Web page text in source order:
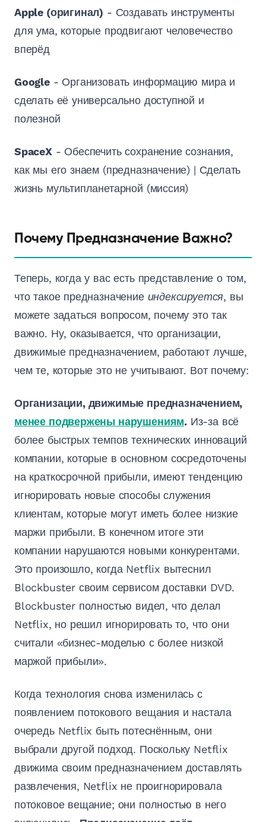
Apple (оригинал) - Создавать инструменты
для ума, которые продвигают человечество
вперёд
Google- Организовать информацию мира и
сделать её универсально доступной и
полезной
SpaceX- Обеспечить сохранение сознания,
как мы его знаем (предназначение) | Сделать
жизнь мультипланетарной (миссия)
Почему Предназначение Важно?
Теперь, когда у вас есть представление о том,
что такое предназначение индексируется, вы
можете задаться вопросом, почему это так
важно. Ну, оказывается, что организации,
движимые предназначением, работают лучше,
чем те, которые это не учитывают. Вот почему:
Организации, движимые предназначением,
менее подвержены нарушениям.Из-за всё
более быстрых темпов технических инноваций
компании, которые в основном сосредоточены
на краткосрочной прибыли, имеют тенденцию
игнорировать новые способы служения
клиентам, которые могут иметь более низкие
маржи прибыли. В конечном итоге эти
компании нарушаются новыми конкурентами.
Это произошло, когда Netflix вытеснил
Blockbuster своим сервисом доставки DVD.
Blockbuster полностью видел, что делал
Netflix, но решил игнорировать то, что они
считали «бизнес-моделью с более низкой
маржой прибыли».
Когда технология снова изменилась с
появлением потокового вещания и настала
очередь Netflix быть потеснённым, они
выбрали другой подход. Поскольку Netflix
движима своим предназначением доставлять
развлечения, Netflix не проигнорировала
потоковое вещание; они полностью в него